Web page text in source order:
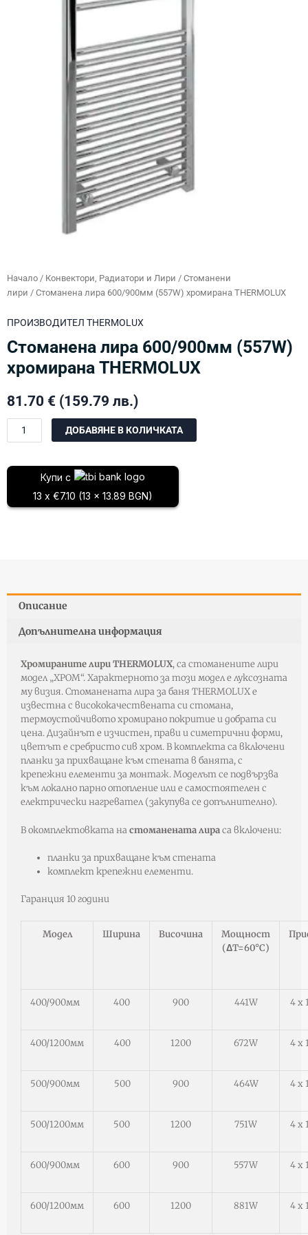
Начало / Конвектори, Радиатори и Лири / Стоманени
лири / Стоманена лира 600/900мм (557W) хромирана THERMOLUX
ПРОИЗВОДИТЕЛ THERMOLUX
Стоманена лира 600/900мм (557W)
хромирана THERMOLUX
81.70 € (159.79 лв.)
количество
лира
600/900мм
(557W)
хромирана
ДОБАВЯНЕ В КОЛИЧКАТА
Купи с
13 x €7.10 (13 x 13.89 BGN)
Описание
Допълнителна информация
Хромираните лири THERMOLUX, са стоманените лири
модел „ХРОМ“. Характерното за този модел е луксозната
му визия. Стоманената лира за баня THERMOLUX е
известна с висококачествената си стомана,
термоустойчивото хромирано покритие и добрата си
цена. Дизайнът е изчистен, прави и симетрични форми,
цветът е сребристо сив хром. В комплекта са включени
планки за прихващане към стената в банята, с
крепежни елементи за монтаж. Моделът се подвързва
към локално парно отопление или е самостоятелен с
електрически нагревател (закупува се допълнително).
В окомплектовката настоманената лираса включени:
планки за прихващане към стената
комплект крепежни елементи.
Гаранция 10 години
Модел Ширина Височина
Мощност
(ΔT=60°C)
400/900мм 400 900 441W 4 х
400/1200мм 400 1200 672W 4 х
500/900мм 500 900 464W 4 х
500/1200мм 500 1200 751W 4 х
600/900мм 600 900 557W 4 х
600/1200мм 600 1200 881W 4 х